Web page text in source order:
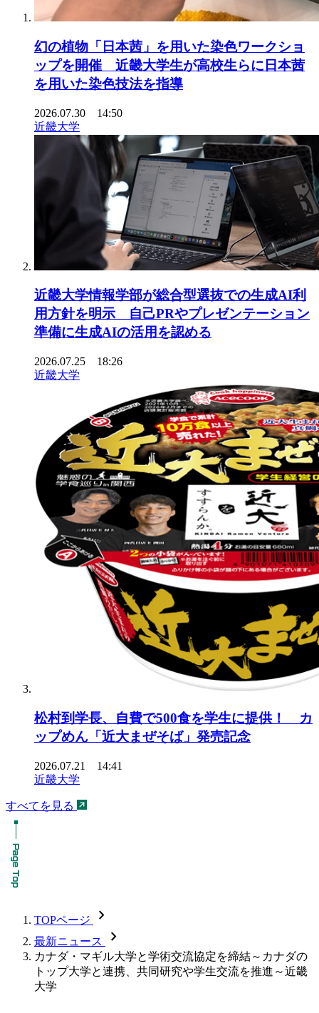
幻の植物「日本茜」を用いた染色ワークショ
ップを開催 近畿大学生が高校生らに日本茜
を用いた染色技法を指導
2026.07.30 14:50
近畿大学
近畿大学情報学部が総合型選抜での生成AI利
用方針を明示 自己PRやプレゼンテーション
準備に生成AIの活用を認める
2026.07.25 18:26
近畿大学
松村到学長、自費で500食を学生に提供！ カ
ップめん「近大まぜそば」発売記念
2026.07.21 14:41
近畿大学
すべてを見る
TOPページ chevron_forward
最新ニュース chevron_forward
カナダ・マギル大学と学術交流協定を締結～カナダの
トップ大学と連携、共同研究や学生交流を推進～近畿
大学